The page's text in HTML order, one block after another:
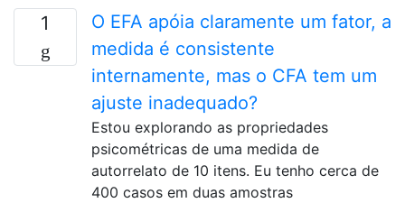
1
O EFA apóia claramente um fator, a
medida é consistente
internamente, mas o CFA tem um
ajuste inadequado?
Estou explorando as propriedades
psicométricas de uma medida de
autorrelato de 10 itens. Eu tenho cerca de
400 casos em duas amostras